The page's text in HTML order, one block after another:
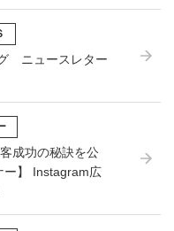
ニュースレター
成功の秘訣を公
ー】 Instagram広